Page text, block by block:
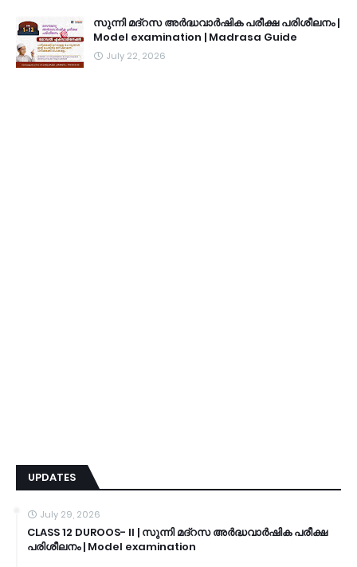
സുന്നി മദ്റസ അർദ്ധവാർഷിക പരീക്ഷ പരിശീലനം |
Model examination | Madrasa Guide
July 22, 2026
UPDATES
July 29, 2026
CLASS 12 DUROOS- II | സുന്നി മദ്റസ അർദ്ധവാർഷിക പരീക്ഷ
പരിശീലനം | Model examination